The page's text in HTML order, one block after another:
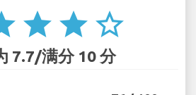
star star star_border
7.7/满分 10 分